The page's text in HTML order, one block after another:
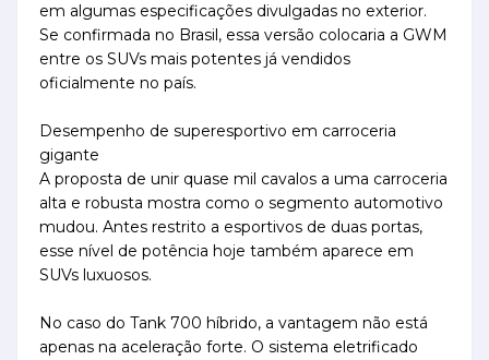
em algumas especificações divulgadas no exterior.
Se confirmada no Brasil, essa versão colocaria a GWM
entre os SUVs mais potentes já vendidos
oficialmente no país.
Desempenho de superesportivo em carroceria
gigante
A proposta de unir quase mil cavalos a uma carroceria
alta e robusta mostra como o segmento automotivo
mudou. Antes restrito a esportivos de duas portas,
esse nível de potência hoje também aparece em
SUVs luxuosos.
No caso do Tank 700 híbrido, a vantagem não está
apenas na aceleração forte. O sistema eletrificado